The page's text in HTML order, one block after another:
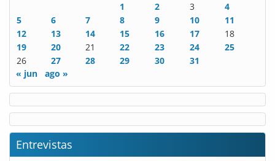
1
2 3
4
5
6 7 8 9 10
11
12
13 14 15 16 17
18
19
20 21 22 23 24
25
26
27 28 29 30
31
« jun
ago »
Entrevistas